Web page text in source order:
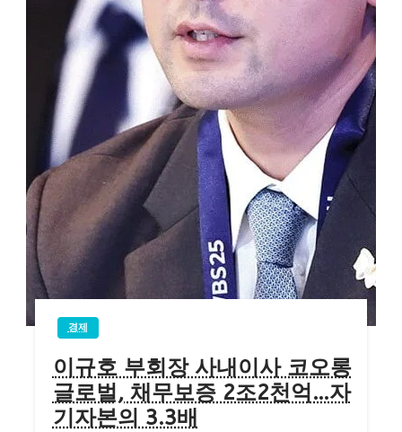
경제
이규호 부회장 사내이사 코오롱
글로벌, 채무보증 2조2천억…자
기자본의 3.3배